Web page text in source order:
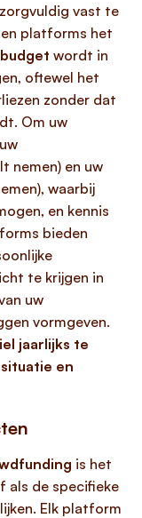
vast te
platforms het
wordt in
oftewel het
zonder dat
Om uw
nemen) en uw
waarbij
en kennis
bieden
te krijgen in
uw
vormgeven.
jaarlijks te
en
is het
als de specifieke
Elk platform